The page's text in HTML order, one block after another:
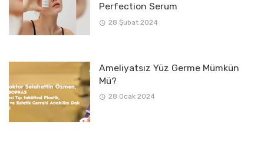
Perfection Serum
28 Şubat 2024
Ameliyatsız Yüz Germe Mümkün
Mü?
28 Ocak 2024